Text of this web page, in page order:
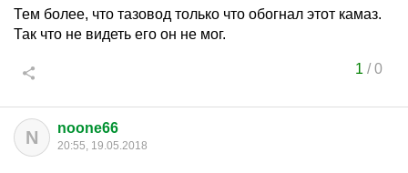
Тем более, что тазовод только что обогнал этот камаз.
Так что не видеть его он не мог.
1 /0
N noone66
20:55, 19.05.2018